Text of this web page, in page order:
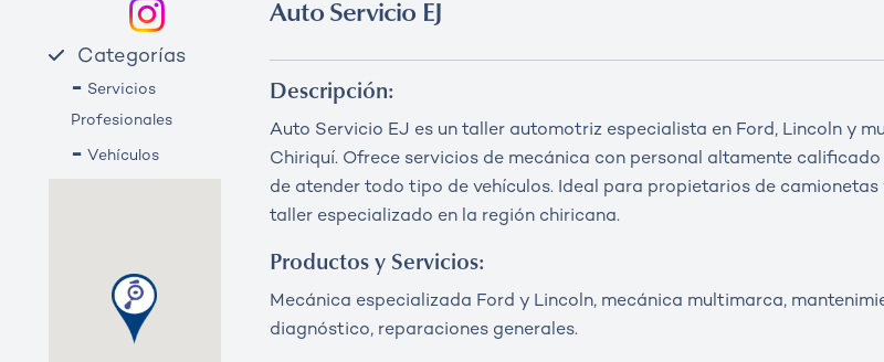
Categorías
- Servicios
Profesionales
- Vehículos
Auto Servicio EJ
Descripción:
Auto Servicio EJ es un taller automotriz especialista en Ford, Lincoln y
Chiriquí. Ofrece servicios de mecánica con personal altamente
de atender todo tipo de vehículos. Ideal para propietarios de
taller especializado en la región chiricana.
Productos y Servicios:
Mecánica especializada Ford y Lincoln, mecánica multimarca,
diagnóstico, reparaciones generales.